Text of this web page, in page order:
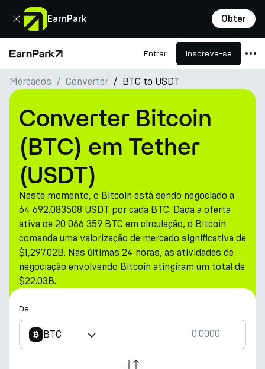
EarnPark Obter
Fechar
Página Inicial Entrar Inscreva-se
Produtos
Mercados
Calculadoras
PARK Token
Recursos
Empresa
Mercados Converter BTC to USDT
Converter Bitcoin
(BTC) em Tether
(USDT)
Neste momento, o Bitcoin está sendo negociado a
64 692.083508 USDT por cada BTC. Dada a oferta
ativa de 20 066 359 BTC em circulação, o Bitcoin
comanda uma valorização de mercado significativa de
$1,297.02B. Nas últimas 24 horas, as atividades de
negociação envolvendo Bitcoin atingiram um total de
$22.03B.
De
BTC